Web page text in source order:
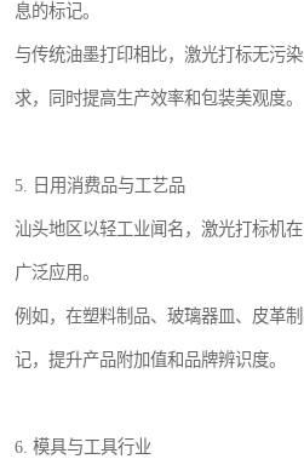
息的标记。
与传统油墨打印相比，激光打标无污
求，同时提高生产效率和包装美观度。
5. 日用消费品与工艺品
汕头地区以轻工业闻名，激光打标机
广泛应用。
例如，在塑料制品、玻璃器皿、皮革
记，提升产品附加值和品牌辨识度。
6. 模具与工具行业